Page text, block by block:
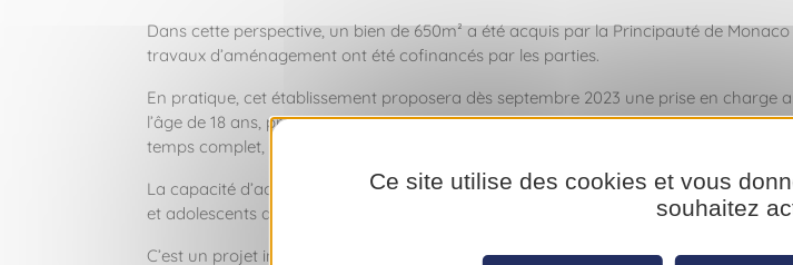
Dans cette perspective, un bien de 650m² a été acquis par la Principauté de
travaux d’aménagement ont été cofinancés par les parties.
En pratique, cet établissement proposera dès septembre 2023 une prise en charge
l’âge de 18 ans, présentant pour la majorité des troubles psychiatriques et
temps complet, y compris aménagée.
La capacité d’accueil finale sera de 35 places, dont 17 réservées aux enfants
et adolescents de l’Est du Département des Alpes Maritimes et de la Principauté.
C’est un projet inédit, preuve de la capacité des deux pays à mener une
Ce site utilise des cookies et vous
souhaitez